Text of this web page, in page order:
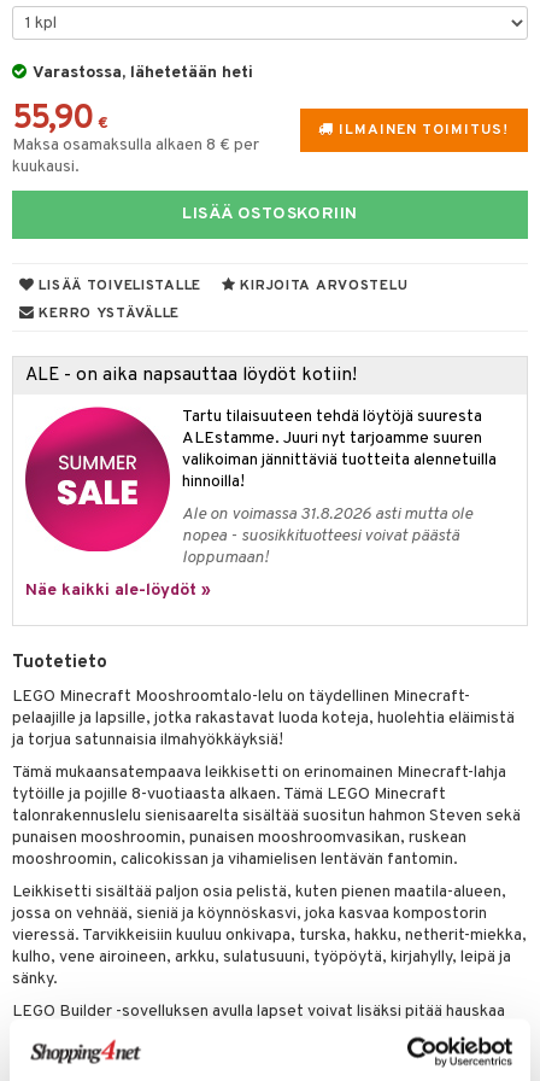
Varastossa, lähetetään heti
ILMAINEN TOIMITUS!
55,90 €
Maksa osamaksulla alkaen 8 € per
kuukausi.
LISÄÄ OSTOSKORIIN
LISÄÄ TOIVELISTALLE
KIRJOITA ARVOSTELU
KERRO YSTÄVÄLLE
ALE - on aika napsauttaa löydöt kotiin!
Tartu tilaisuuteen tehdä löytöjä suuresta
ALEstamme. Juuri nyt tarjoamme suuren
valikoiman jännittäviä tuotteita alennetuilla
hinnoilla!
Ale on voimassa 31.8.2026 asti mutta ole
nopea - suosikkituotteesi voivat päästä
loppumaan!
Näe kaikki ale-löydöt »
Tuotetieto
LEGO Minecraft Mooshroomtalo-lelu on täydellinen Minecraft-
pelaajille ja lapsille, jotka rakastavat luoda koteja, huolehtia eläimistä
ja torjua satunnaisia ilmahyökkäyksiä!
Tämä mukaansatempaava leikkisetti on erinomainen Minecraft-lahja
tytöille ja pojille 8-vuotiaasta alkaen. Tämä LEGO Minecraft
talonrakennuslelu sienisaarelta sisältää suositun hahmon Steven sekä
punaisen mooshroomin, punaisen mooshroomvasikan, ruskean
mooshroomin, calicokissan ja vihamielisen lentävän fantomin.
Leikkisetti sisältää paljon osia pelistä, kuten pienen maatila-alueen,
jossa on vehnää, sieniä ja köynnöskasvi, joka kasvaa kompostorin
vieressä. Tarvikkeisiin kuuluu onkivapa, turska, hakku, netherit-miekka,
kulho, vene airoineen, arkku, sulatusuuni, työpöytä, kirjahylly, leipä ja
sänky.
LEGO Builder -sovelluksen avulla lapset voivat lisäksi pitää hauskaa
käyttäessään laitettaan mallien zoomaamiseen ja pyörittämiseen 3D-
muodossa.
Minecraft
Ninjago
Speed Champions
Spidey
Super Heroes
& keittiötarvikkeet
Born
Prinsessat
Dollhouse
Barn
Love
Tukholma
Laiva
Pitkätossu Huvikumpu
Prinsessat
Kitty
lelut
palaa
oheistarvikkeet
ja käsipyyhkeet
& vastauksia